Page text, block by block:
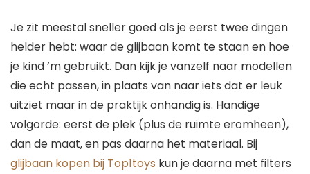
Je zit meestal sneller goed als je eerst twee dingen
helder hebt: waar de glijbaan komt te staan en hoe
je kind ’m gebruikt. Dan kijk je vanzelf naar modellen
die echt passen, in plaats van naar iets dat er leuk
uitziet maar in de praktijk onhandig is. Handige
volgorde: eerst de plek (plus de ruimte eromheen),
dan de maat, en pas daarna het materiaal. Bij
glijbaan kopen bij Top1toys kun je daarna met filters